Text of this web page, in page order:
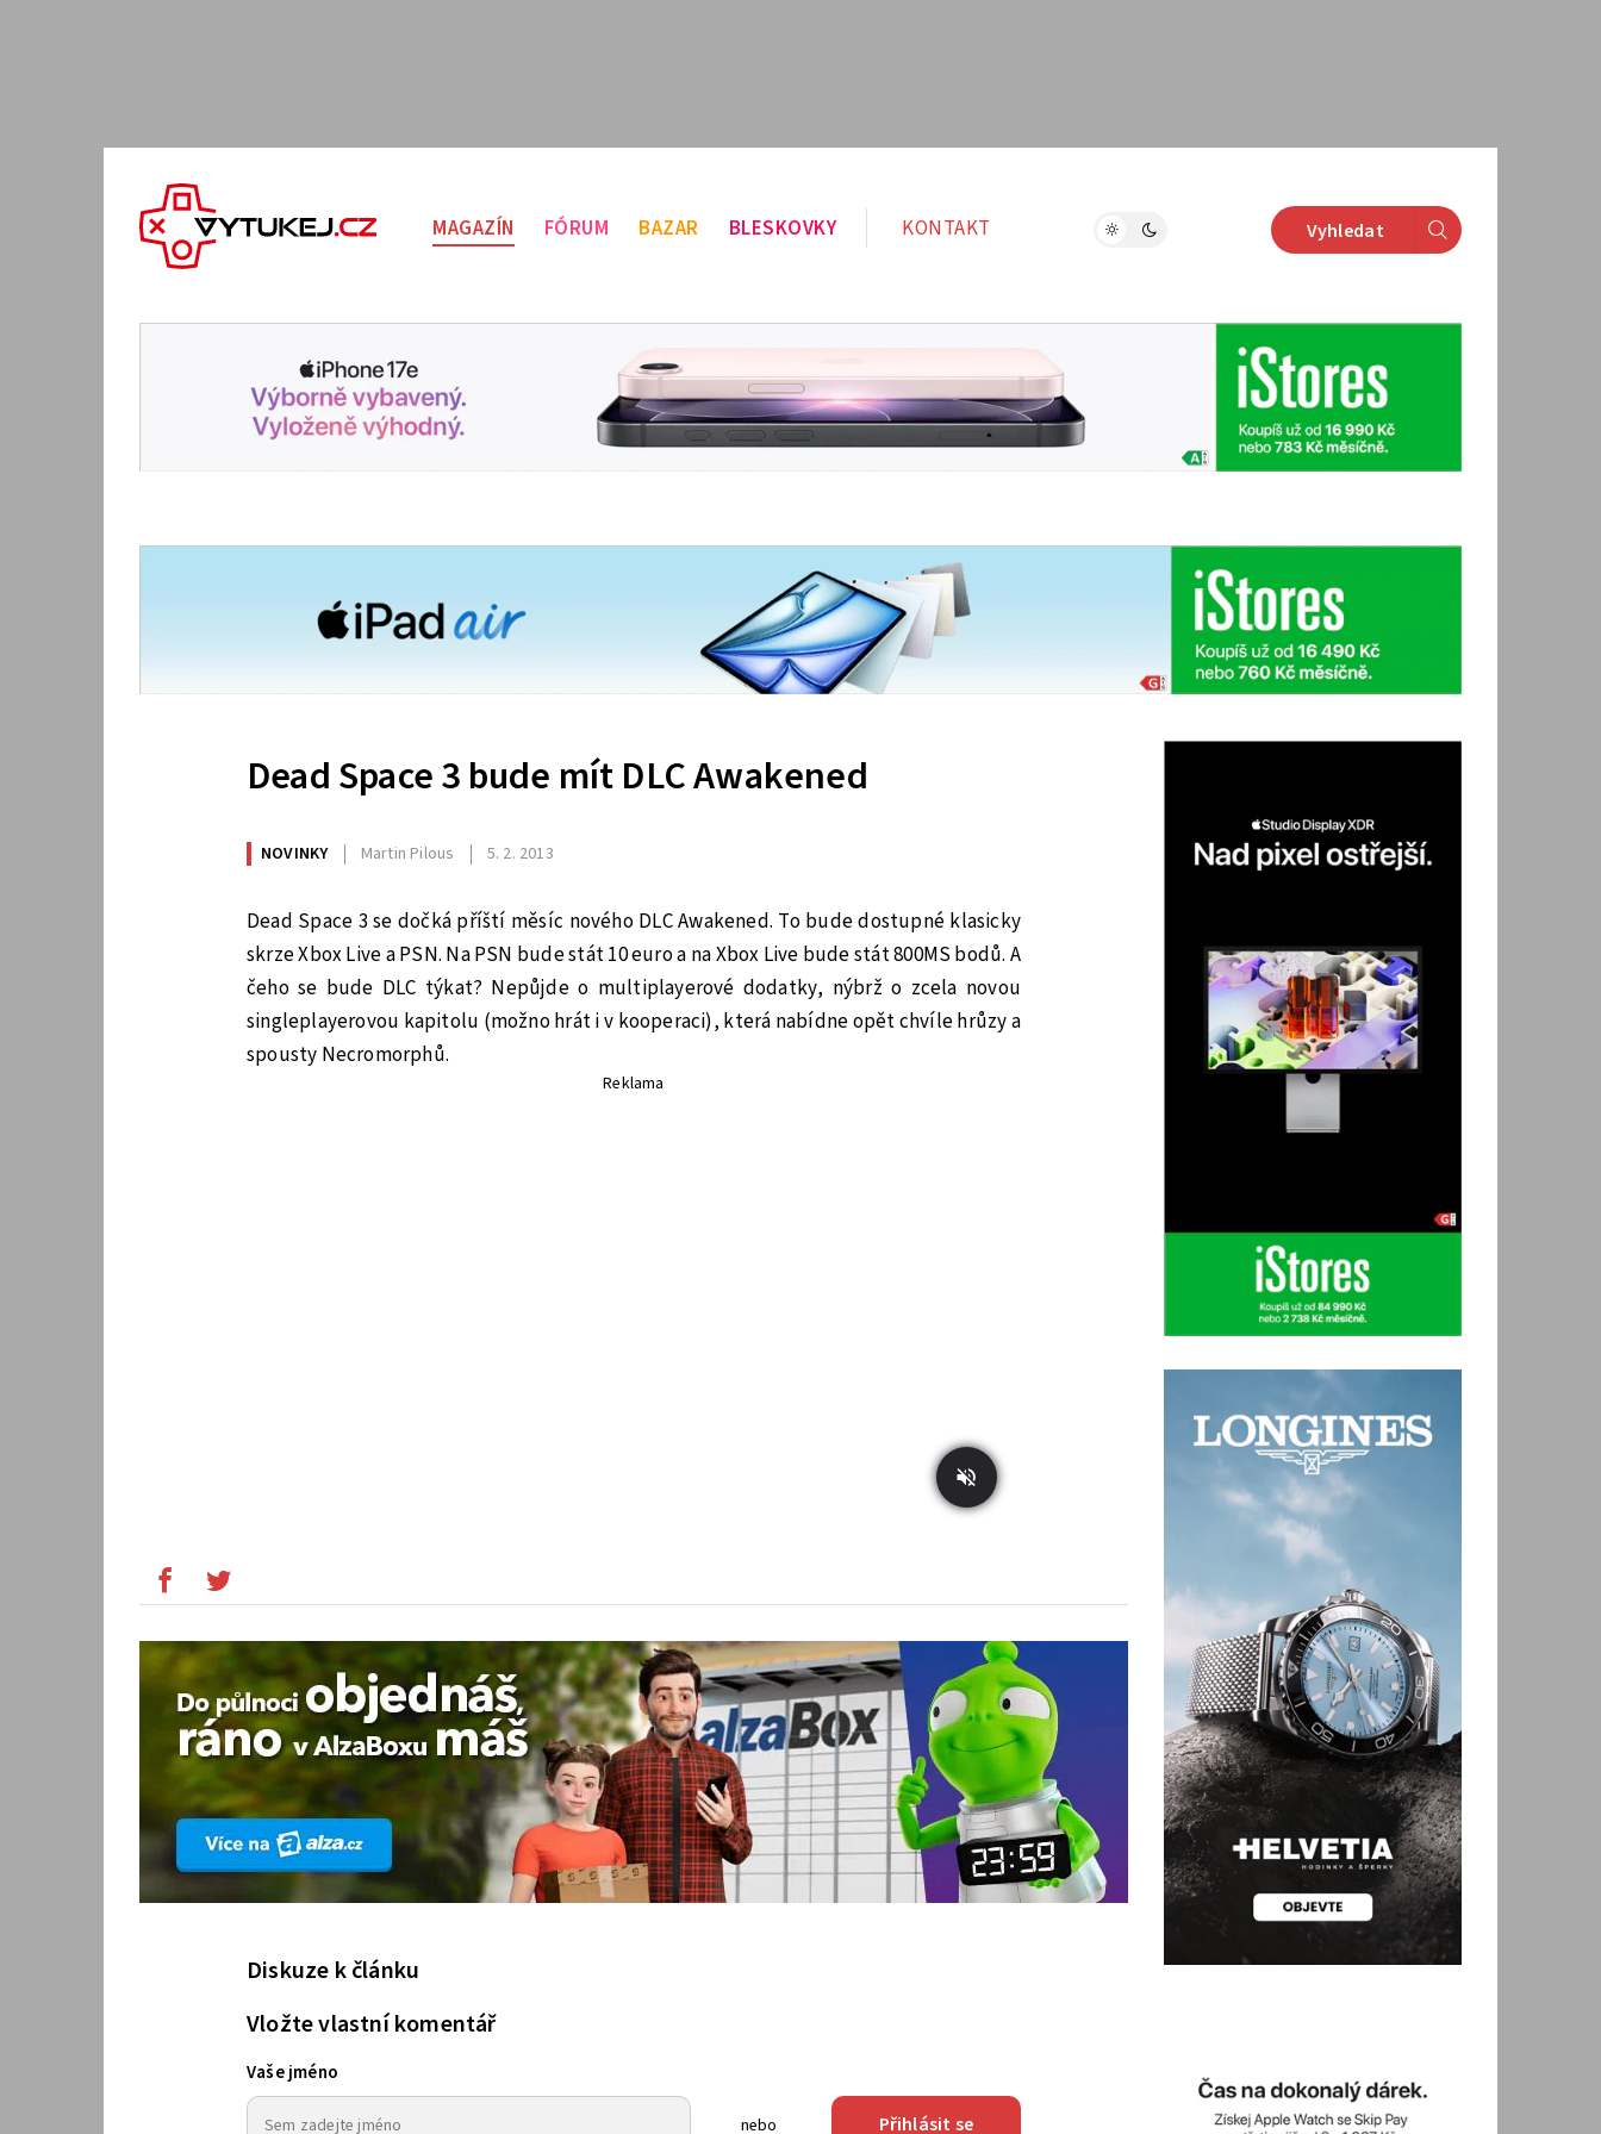
MAGAZÍN FÓRUM BAZAR BLESKOVKY KONTAKT Vyhledat
Dead Space 3 bude mít DLC Awakened
NOVINKY Martin Pilous 5. 2. 2013
Dead Space 3 se dočká příští měsíc nového DLC Awakened. To bude dostupné klasicky
skrze Xbox Live a PSN. Na PSN bude stát 10 euro a na Xbox Live bude stát 800MS bodů. A
čeho se bude DLC týkat? Nepůjde o multiplayerové dodatky, nýbrž o zcela novou
singleplayerovou kapitolu (možno hrát i v kooperaci), která nabídne opět chvíle hrůzy a
spousty Necromorphů.
Reklama
Diskuze k článku
Vložte vlastní komentář
Vaše jméno
nebo Přihlásit se